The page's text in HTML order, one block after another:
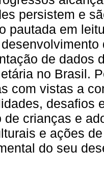
persistem e
pautada em
de dados
no Brasil.
com vistas a
desafios
de crianças e
e ações
do seu